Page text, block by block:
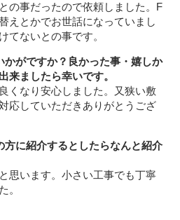
の事だったので依頼しました。F
えとかでお世話になっていまし
てないとの事です。
かがですか？良かった事・嬉しか
来ましたら幸いです。
くなり安心しました。又狭い敷
応していただきありがとうござ
方に紹介するとしたらなんと紹介
思います。小さい工事でも丁寧
。